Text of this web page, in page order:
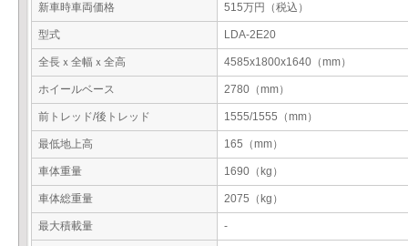
新車時車両価格 515万円（税込）
型式 LDA-2E20
全長ｘ全幅ｘ全高 4585x1800x1640（mm）
ホイールベース 2780（mm）
前トレッド/後トレッド 1555/1555（mm）
最低地上高 165（mm）
車体重量 1690（kg）
車体総重量 2075（kg）
最大積載量 -